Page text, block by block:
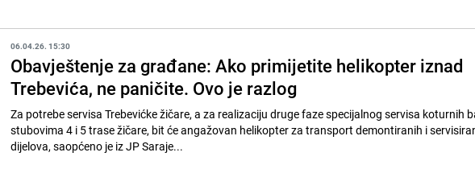
06.04.26. 15:30
Obavještenje za građane: Ako primijetite helikopter iznad
Trebevića, ne paničite. Ovo je razlog
Za potrebe servisa Trebevićke žičare, a za realizaciju druge faze specijalnog servisa koturnih
stubovima 4 i 5 trase žičare, bit će angažovan helikopter za transport demontiranih i
dijelova, saopćeno je iz JP Saraje...